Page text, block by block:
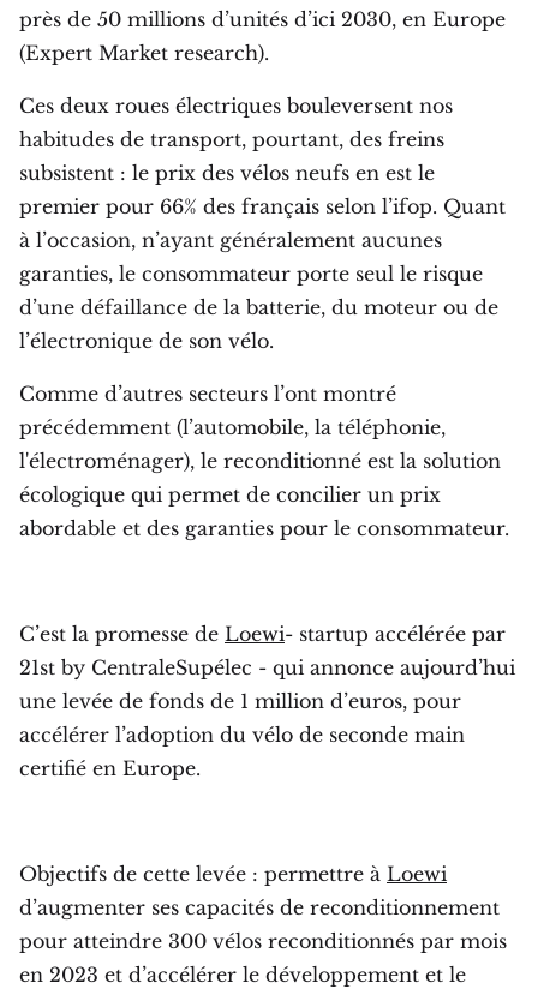
près de 50 millions d’unités d’ici 2030, en Europe
(Expert Market research).
Ces deux roues électriques bouleversent nos
habitudes de transport, pourtant, des freins
subsistent : le prix des vélos neufs en est le
premier pour 66% des français selon l’ifop. Quant
à l’occasion, n’ayant généralement aucunes
garanties, le consommateur porte seul le risque
d’une défaillance de la batterie, du moteur ou de
l’électronique de son vélo.
Comme d’autres secteurs l’ont montré
précédemment (l’automobile, la téléphonie,
l'électroménager), le reconditionné est la solution
écologique qui permet de concilier un prix
abordable et des garanties pour le consommateur.
C’est la promesse de Loewi- startup accélérée par
21st by CentraleSupélec - qui annonce aujourd’hui
une levée de fonds de 1 million d’euros, pour
accélérer l’adoption du vélo de seconde main
certifié en Europe.
Objectifs de cette levée : permettre à Loewi
d’augmenter ses capacités de reconditionnement
pour atteindre 300 vélos reconditionnés par mois
en 2023 et d’accélérer le développement et le